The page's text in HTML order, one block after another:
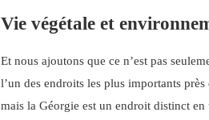
Vie végétale et
Et nous ajoutons que ce n’est pas
l’un des endroits les plus importants
mais la Géorgie est un endroit distinct